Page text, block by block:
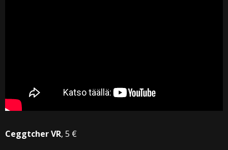
Ceggtcher VR, 5 €